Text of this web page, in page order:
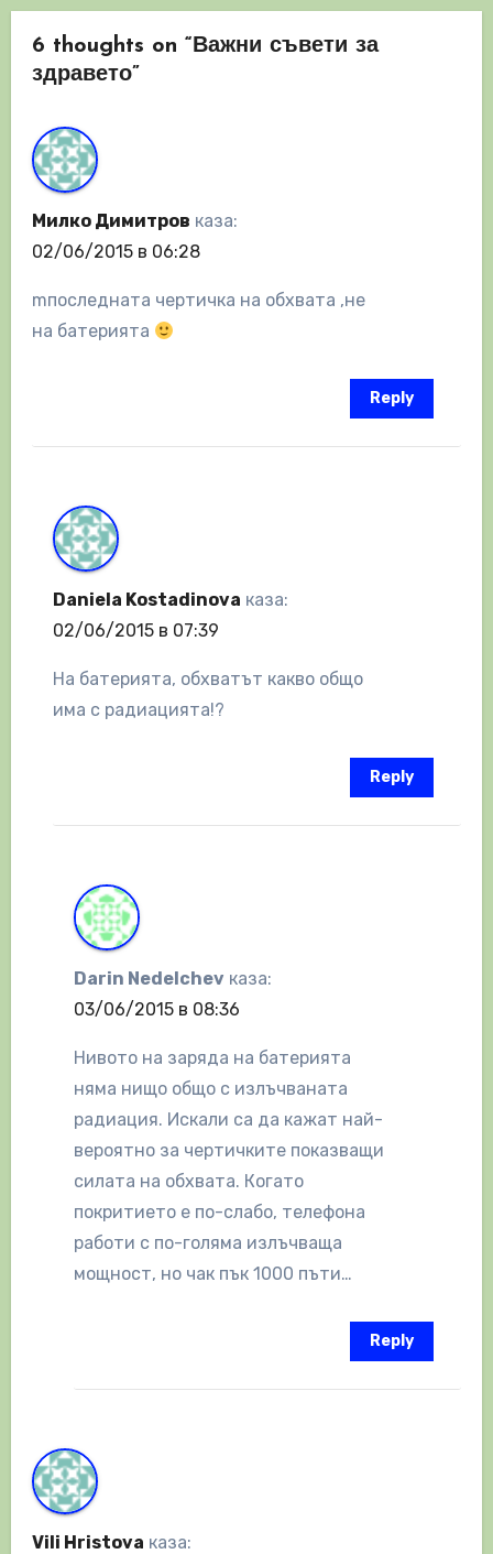
6 thoughts on “Важни съвети за
здравето”
Милко Димитров каза:
02/06/2015 в 06:28
mпоследната чертичка на обхвата ,не
на батерията
Reply
Daniela Kostadinova каза:
02/06/2015 в 07:39
На батерията, обхватът какво общо
има с радиацията!?
Reply
Darin Nedelchev каза:
03/06/2015 в 08:36
Нивото на заряда на батерията
няма нищо общо с излъчваната
радиация. Искали са да кажат най-
вероятно за чертичките показващи
силата на обхвата. Когато
покритието е по-слабо, телефона
работи с по-голяма излъчваща
мощност, но чак пък 1000 пъти…
Reply
Vili Hristova каза: